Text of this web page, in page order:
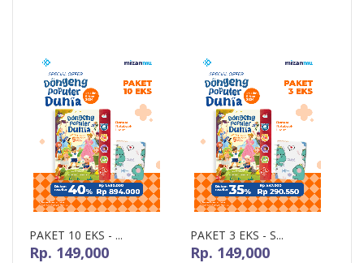
Pre-Order
PAKET 10 EKS - ...
Rp. 149,000
Pre-Order
PAKET 3 EKS - S...
Rp. 149,000